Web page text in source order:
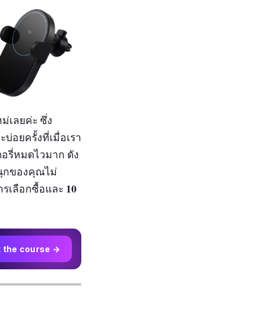
เลยค่ะ ซึ่ง
อยครั้งที่เมื่อเรา
รี่หมดไวมาก ดัง
กของคุณไม่
เลือกซื้อและ 10
the course →